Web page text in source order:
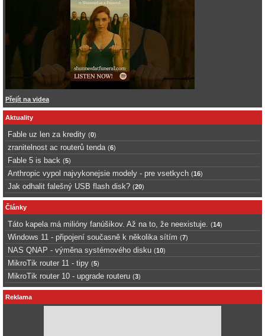
Přejít na videa
Aktuality
Fable uz len za kredity (0)
zranitelnost ac routerů tenda (6)
Fable 5 is back (5)
Anthropic vypol najvykonejsie modely - pre vsetkych (16)
Jak odhalit falešný USB flash disk? (20)
Články
Táto kapela má milióny fanúšikov. Až na to, že neexistuje. (14)
Windows 11 - připojení současně k několika sítím (7)
NAS QNAP - výměna systémového disku (10)
MikroTik router 11 - tipy (5)
MikroTik router 10 - upgrade routeru (3)
Reklama